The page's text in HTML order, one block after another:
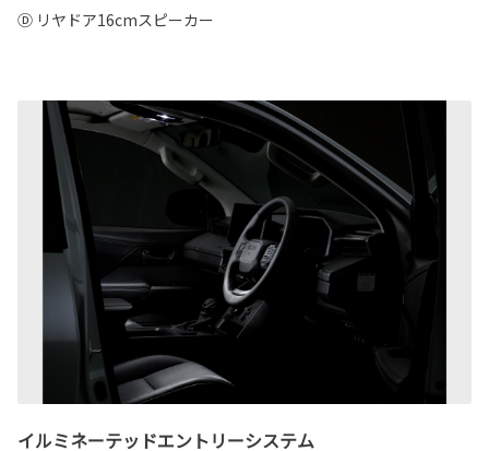
Ⓓ リヤドア16cmスピーカー
イルミネーテッドエントリーシステム